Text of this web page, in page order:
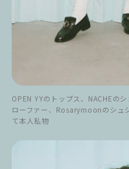
OPEN YYのトップス、NACHEの
ローファー、Rosarymoonのシュ
て本人私物